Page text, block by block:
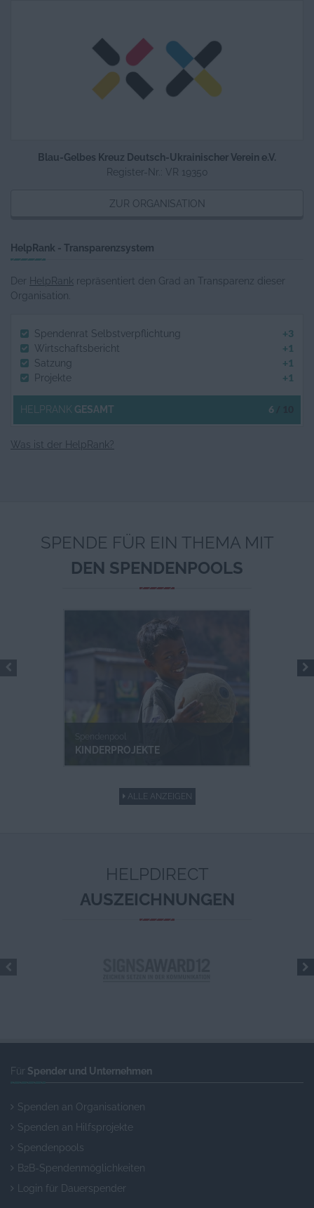
Medizinische Hilfe für Neugeborene im
Krieg
Blau-Gelbes Kreuz Deutsch-Ukrainischer Verein e.V.
Register-Nr.: VR 19350
ZUR ORGANISATION
HelpRank - Transparenzsystem
Der HelpRank repräsentiert den Grad an Transparenz dieser
Organisation.
Spendenrat Selbstverpflichtung +3
Wirtschaftsbericht +1
Satzung +1
Projekte +1
HELPRANK GESAMT 6
Was ist der HelpRank?
SPENDE FÜR EIN THEMA MIT
DEN SPENDENPOOLS
KINDERPROJEKTE
ALLE ANZEIGEN
HELPDIRECT
AUSZEICHNUNGEN
Für Spender und Unternehmen
Spenden an Organisationen
Spenden an Hilfsprojekte
Spendenpools
B2B-Spendenmöglichkeiten
Login für Dauerspender